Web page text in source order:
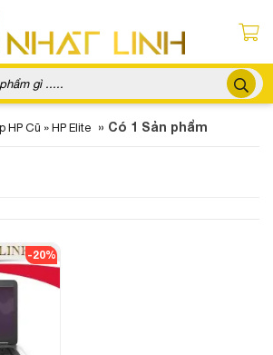
HP Cũ » HP Elite » Có 1 Sản phẩm
-20%